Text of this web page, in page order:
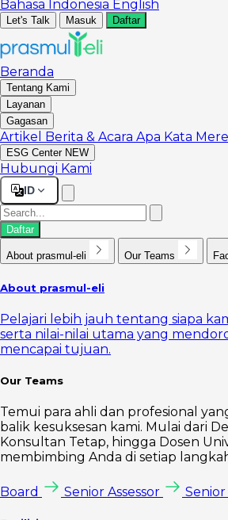
Bahasa Indonesia English
Let's Talk Masuk Daftar
Beranda
Tentang Kami
Layanan
Gagasan
Artikel Berita & Acara Apa Kata
ESG Center NEW
Hubungi Kami
ID
Daftar
About prasmul-eli Our Teams
About prasmul-eli
Pelajari lebih jauh tentang siapa
serta nilai-nilai utama yang
mencapai tujuan.
Our Teams
Temui para ahli dan profesional
balik kesuksesan kami. Mulai dari
Konsultan Tetap, hingga Dosen
membimbing Anda di setiap
Board Senior Assessor